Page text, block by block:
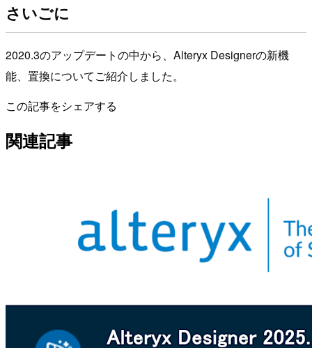
さいごに
2020.3のアップデートの中から、Alteryx Designerの新機
能、置換についてご紹介しました。
この記事をシェアする
関連記事